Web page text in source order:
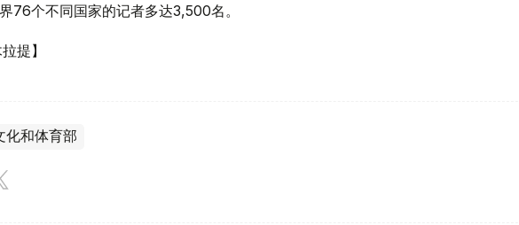
76个不同国家的记者多达3,500名。
提】
化和体育部